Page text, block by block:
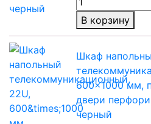
В корзину
Шкаф
600×1000 мм,
двери
черный